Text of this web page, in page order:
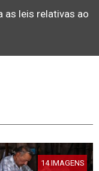
as leis relativas ao
14 IMAGENS